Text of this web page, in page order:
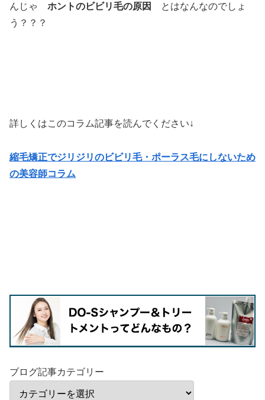
んじゃ ホントのビビリ毛の原因
とはなんなのでしょ
う？？？
詳しくはこのコラム記事を読んでください↓
縮毛矯正でジリジリのビビリ毛・ポーラス毛にしないため
の美容師コラム
ブログ記事カテゴリー